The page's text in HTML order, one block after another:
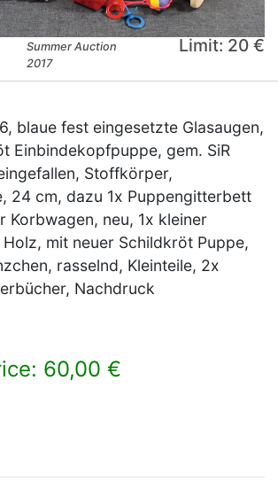
Summer Auction
2017
Limit: 20 €
blaue fest eingesetzte Glasaugen,
Einbindekopfpuppe, gem. SiR
Stoffkörper,
24 cm, dazu 1x Puppengitterbett
Korbwagen, neu, 1x kleiner
mit neuer Schildkröt Puppe,
rasselnd, Kleinteile, 2x
Nachdruck
60,00 €